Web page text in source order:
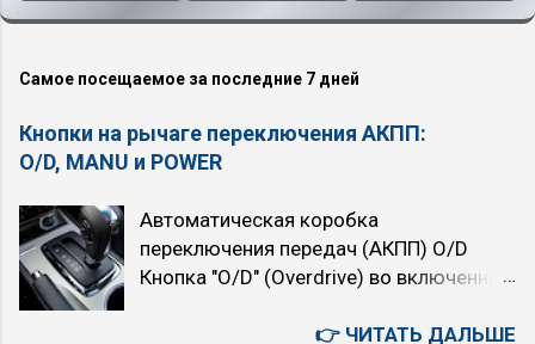
Самое посещаемое за последние 7 дней
Кнопки на рычаге переключения АКПП:
O/D, MANU и POWER
Автоматическая коробка
переключения передач (АКПП) O/D
Кнопка "O/D" (Overdrive) во включенном
высшую передачу. При нажатой кнопке
👉 ЧИТАТЬ ДАЛЬШЕ